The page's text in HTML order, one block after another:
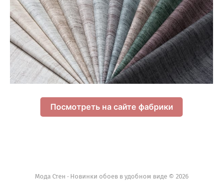
Посмотреть на сайте фабрики
Мода Стен · Новинки обоев в удобном виде © 2026